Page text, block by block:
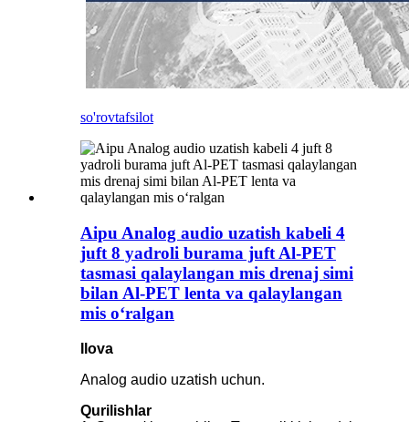
so'rovtafsilot
Aipu Analog audio uzatish kabeli 4
juft 8 yadroli burama juft Al-PET
tasmasi qalaylangan mis drenaj simi
bilan Al-PET lenta va qalaylangan
mis oʻralgan
Ilova
Analog audio uzatish uchun.
Qurilishlar